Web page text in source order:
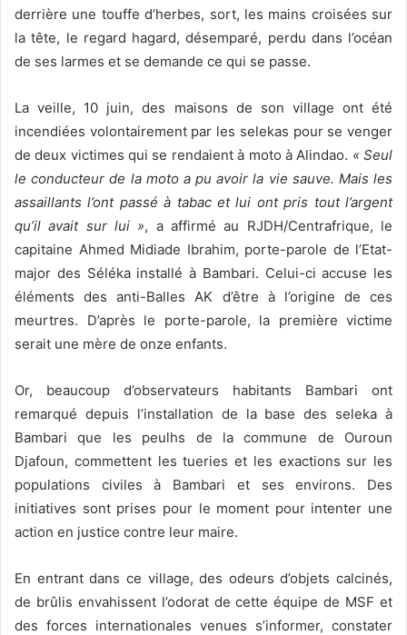
derrière une touffe d’herbes, sort, les mains croisées sur
la tête, le regard hagard, désemparé, perdu dans l’océan
de ses larmes et se demande ce qui se passe.
La veille, 10 juin, des maisons de son village ont été
incendiées volontairement par les selekas pour se venger
de deux victimes qui se rendaient à moto à Alindao. « Seul
le conducteur de la moto a pu avoir la vie sauve. Mais les
assaillants l’ont passé à tabac et lui ont pris tout l’argent
qu’il avait sur lui », a affirmé au RJDH/Centrafrique, le
capitaine Ahmed Midiade Ibrahim, porte-parole de l’Etat-
major des Séléka installé à Bambari. Celui-ci accuse les
éléments des anti-Balles AK d’être à l’origine de ces
meurtres. D’après le porte-parole, la première victime
serait une mère de onze enfants.
Or, beaucoup d’observateurs habitants Bambari ont
remarqué depuis l’installation de la base des seleka à
Bambari que les peulhs de la commune de Ouroun
Djafoun, commettent les tueries et les exactions sur les
populations civiles à Bambari et ses environs. Des
initiatives sont prises pour le moment pour intenter une
action en justice contre leur maire.
En entrant dans ce village, des odeurs d’objets calcinés,
de brûlis envahissent l’odorat de cette équipe de MSF et
des forces internationales venues s’informer, constater